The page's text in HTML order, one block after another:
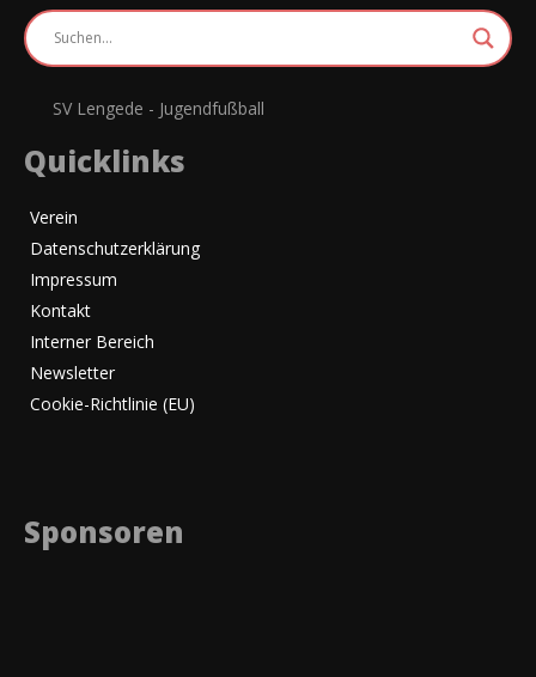
SV Lengede - Jugendfußball
Quicklinks
Verein
Datenschutzerklärung
Impressum
Kontakt
Interner Bereich
Newsletter
Cookie-Richtlinie (EU)
Sponsoren